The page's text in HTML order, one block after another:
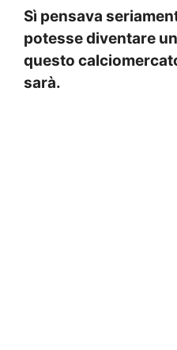
Sì pensava
potesse diventare
questo
sarà.